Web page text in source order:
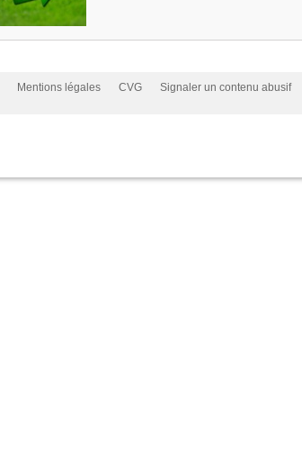
Mentions légales CVG Signaler un contenu abusif